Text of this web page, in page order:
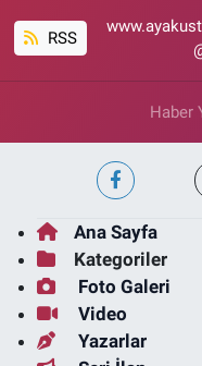
RSS
Haber
Ana Sayfa
Kategoriler
Foto Galeri
Video
Yazarlar